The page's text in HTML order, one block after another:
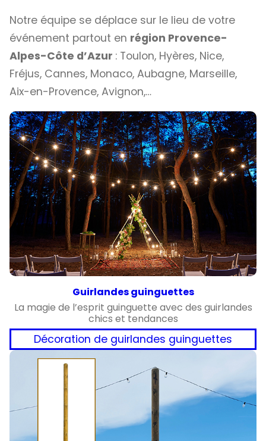
Notre équipe se déplace sur le lieu de votre
événement partout en région Provence-
Alpes-Côte d’Azur : Toulon, Hyères, Nice,
Fréjus, Cannes, Monaco, Aubagne, Marseille,
Aix-en-Provence, Avignon,…
Guirlandes guinguettes
La magie de l’esprit guinguette avec des guirlandes
chics et tendances
Décoration de guirlandes guinguettes